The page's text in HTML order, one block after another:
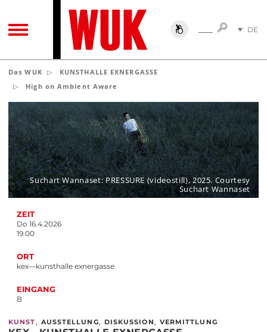
TOGGLE NAVIGATIONSUCHESUCHE
DE
Das WUK
KUNSTHALLE EXNERGASSE
High on Ambient Aware
ZEIT
Do 16.4.2026
19.00
ORT
kex—kunsthalle exnergasse
EINGANG
B
Suchart Wannaset: PRESSURE (videostill), 2025. Courtesy
Suchart Wannaset
KUNST , AUSSTELLUNG, DISKUSSION , VERMITTLUNG